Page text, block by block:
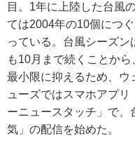
目。1年に上陸した台風
ては2004年の10個につ
っている。台風シーズン
も10月まで続くことから
最小限に抑えるため、ウ
ューズではスマホアプリ
ーニュースタッチ」で
気」の配信を始めた。